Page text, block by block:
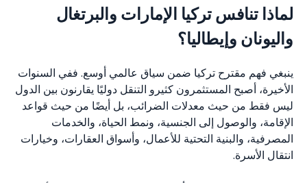
لماذا تنافس تركيا الإمارات والبرتغال
واليونان وإيطاليا؟
ينبغي فهم مقترح تركيا ضمن سياق عالمي أوسع. ففي السنوات
الأخيرة، أصبح المستثمرون كثيرو التنقل دوليًا يقارنون بين الدول
ليس فقط من حيث معدلات الضرائب، بل أيضًا من حيث قواعد
الإقامة، والوصول إلى الجنسية، ونمط الحياة، والخدمات
المصرفية، والبنية التحتية للأعمال، وأسواق العقارات، وخيارات
انتقال الأسرة.